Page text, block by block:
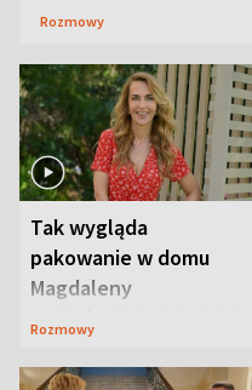
Rozmowy
Tak wygląda
pakowanie w domu
Magdaleny
Waligórskiej-Lisieckiej.
Rozmowy